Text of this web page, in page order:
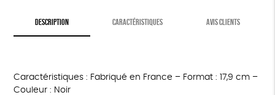
DESCRIPTION CARACTÉRISTIQUES AVIS CLIENTS
Caractéristiques : Fabriqué en France – Format : 17,9 cm –
Couleur : Noir